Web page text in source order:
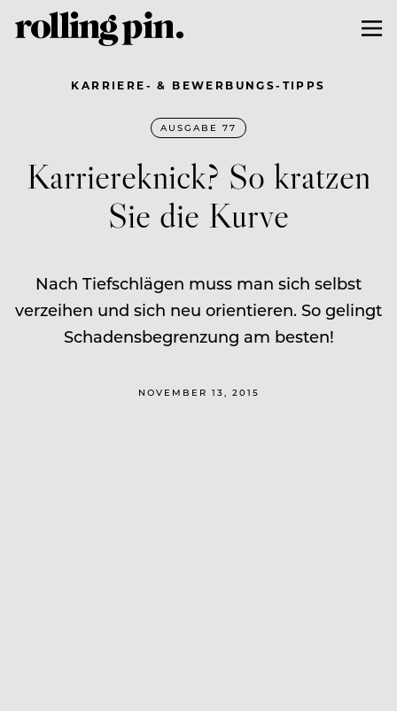
KARRIERE- & BEWERBUNGS-TIPPS
AUSGABE 77
Karriereknick? So kratzen
Sie die Kurve
Nach Tiefschlägen muss man sich selbst
verzeihen und sich neu orientieren. So gelingt
Schadensbegrenzung am besten!
NOVEMBER 13, 2015